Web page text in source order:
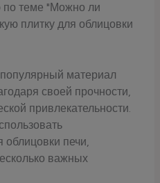
теме "Можно ли
плитку для облицовки
материал
своей прочности,
привлекательности.
облицовки печи,
важных